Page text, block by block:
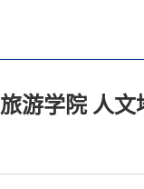
游学院 人